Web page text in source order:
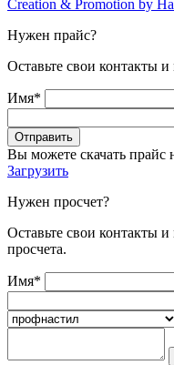
Creation & Promotion by
Нужен прайс?
Оставьте свои контакты
Имя*
Отправить
Вы можете скачать прайс
Загрузить
Нужен просчет?
Оставьте свои контакты
просчета.
Имя*